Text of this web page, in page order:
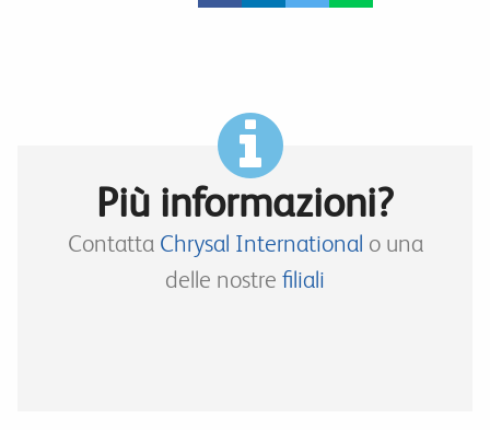
Più informazioni?
Contatta Chrysal International o una
delle nostre filiali